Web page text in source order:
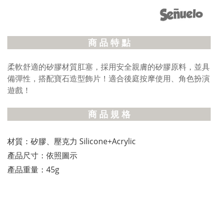
商 品 特 點
柔軟舒適的矽膠材質肛塞，採用安全親膚的矽膠原料，並具
備彈性，搭配寶石造型飾片！適合後庭按摩使用、角色扮演
遊戲！
商 品 規 格
材質：矽膠、壓克力 Silicone+Acrylic
產品尺寸：依照圖示
產品重量：45g